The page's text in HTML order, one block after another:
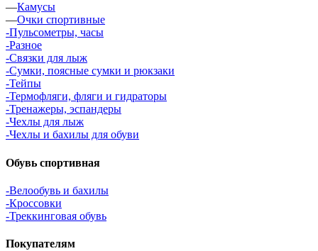
—Камусы
—Очки спортивные
-Пульсометры, часы
-Разное
-Связки для лыж
-Сумки, поясные сумки и рюкзаки
-Тейпы
-Термофляги, фляги и гидраторы
-Тренажеры, эспандеры
-Чехлы для лыж
-Чехлы и бахилы для обуви
Обувь спортивная
-Велообувь и бахилы
-Кроссовки
-Треккинговая обувь
Покупателям